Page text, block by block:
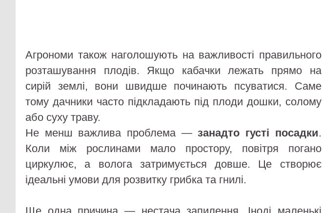
Агрономи також наголошують на важливості правильного
розташування плодів. Якщо кабачки лежать прямо на
сирій землі, вони швидше починають псуватися. Саме
тому дачники часто підкладають під плоди дошки, солому
або суху траву.
Не менш важлива проблема —занадто густі посадки.
Коли між рослинами мало простору, повітря погано
циркулює, а волога затримується довше. Це створює
ідеальні умови для розвитку грибка та гнилі.